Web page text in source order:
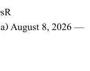
— Congress (@INCIndia)
August 8, 2026